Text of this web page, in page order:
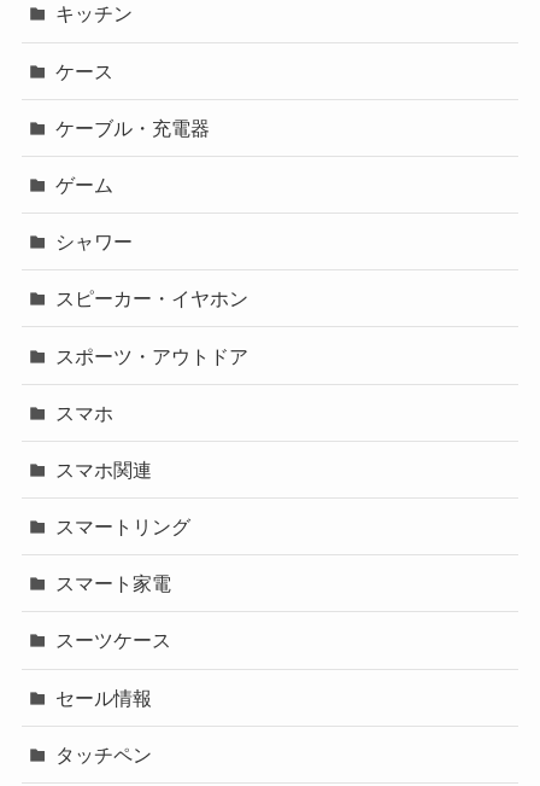
キッチン
ケース
ケーブル・充電器
ゲーム
シャワー
スピーカー・イヤホン
スポーツ・アウトドア
スマホ
スマホ関連
スマートリング
スマート家電
スーツケース
セール情報
タッチペン